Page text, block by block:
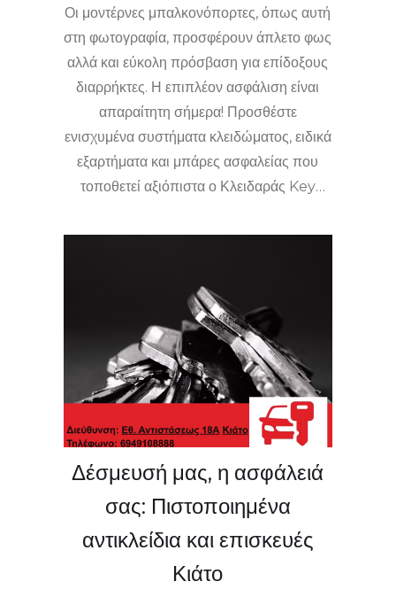
Οι μοντέρνες μπαλκονόπορτες, όπως αυτή
στη φωτογραφία, προσφέρουν άπλετο φως
αλλά και εύκολη πρόσβαση για επίδοξους
διαρρήκτες. Η επιπλέον ασφάλιση είναι
απαραίτητη σήμερα! Προσθέστε
ενισχυμένα συστήματα κλειδώματος, ειδικά
εξαρτήματα και μπάρες ασφαλείας που
τοποθετεί αξιόπιστα ο Κλειδαράς Key
να κοιμάστε ήσυχοι, ξέροντας πως
Επικοινωνήστε μαζί μας για άμεσες λύσεις
και ενημέρωση για τις εξελίξεις στην
ασφάλεια κατοικίας! Κλειδαράς Κιάτο &
Κλειδαράς κοντά μου Κιάτο – δίπλα σας 24
ώρες για την απόλυτη σιγουριά.
Δέσμευσή μας, η ασφάλειά
σας: Πιστοποιημένα
αντικλείδια και επισκευές
Κιάτο